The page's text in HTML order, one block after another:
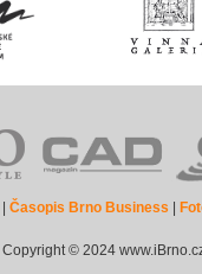
|Časopis Brno Business
Copyright © 2024